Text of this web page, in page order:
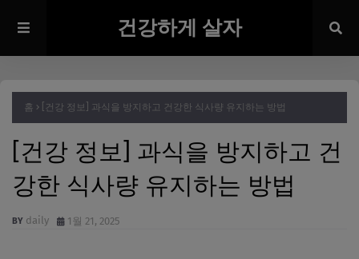
건강하게 살자
홈 [건강 정보] 과식을 방지하고 건강한 식사량 유지하는 방법
[건강 정보] 과식을 방지하고 건
강한 식사량 유지하는 방법
daily 1월 21, 2025